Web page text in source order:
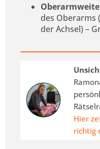
des Oberarms
der Achsel) –
Hier
richtig